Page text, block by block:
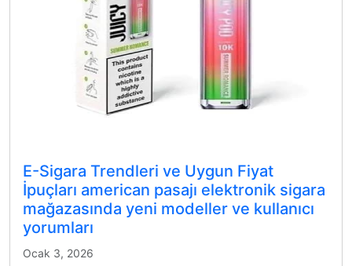
E-Sigara Trendleri ve Uygun Fiyat
İpuçları american pasajı elektronik sigara
mağazasında yeni modeller ve kullanıcı
yorumları
Ocak 3, 2026